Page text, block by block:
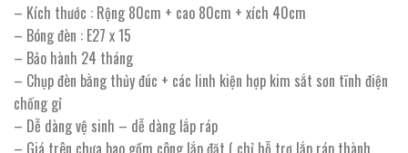
– Kích thước : Rộng 80cm + cao 80cm + xích 40cm
– Bóng đèn : E27 x 15
– Bảo hành 24 tháng
– Chụp đèn bằng thủy đúc + các linh kiện hợp kim sắt sơn tĩnh điện
chống gỉ
– Dễ dàng vệ sinh – dễ dàng lắp ráp
– Giá trên chưa bao gồm công lắp đặt ( chỉ hỗ trợ lắp ráp thành